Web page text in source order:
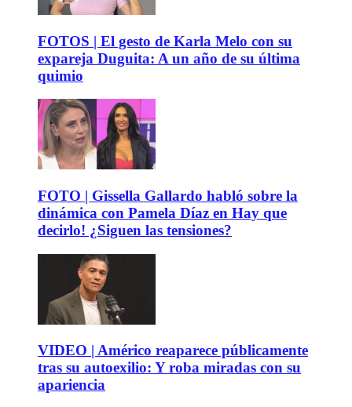
FOTOS | El gesto de Karla Melo con su
expareja Duguita: A un año de su última
quimio
FOTO | Gissella Gallardo habló sobre la
dinámica con Pamela Díaz en Hay que
decirlo! ¿Siguen las tensiones?
VIDEO | Américo reaparece públicamente
tras su autoexilio: Y roba miradas con su
apariencia